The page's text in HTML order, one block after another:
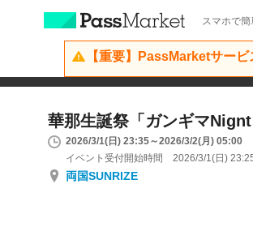
スマホで
【重要】PassMarketサー
華那生誕祭「ガンギマNignt
2026/3/1(日) 23:35～2026/3/2(月) 05:00
イベント受付開始時間 2026/3/1(日)
両国SUNRIZE